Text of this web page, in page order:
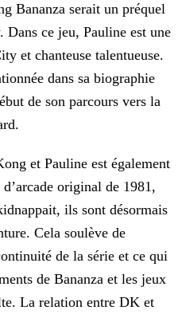
Bananza serait un préquel
Dans ce jeu, Pauline est une
et chanteuse talentueuse.
dans sa biographie
de son parcours vers la
et Pauline est également
original de 1981,
ils sont désormais
Cela soulève de
de la série et ce qui
de Bananza et les jeux
La relation entre DK et